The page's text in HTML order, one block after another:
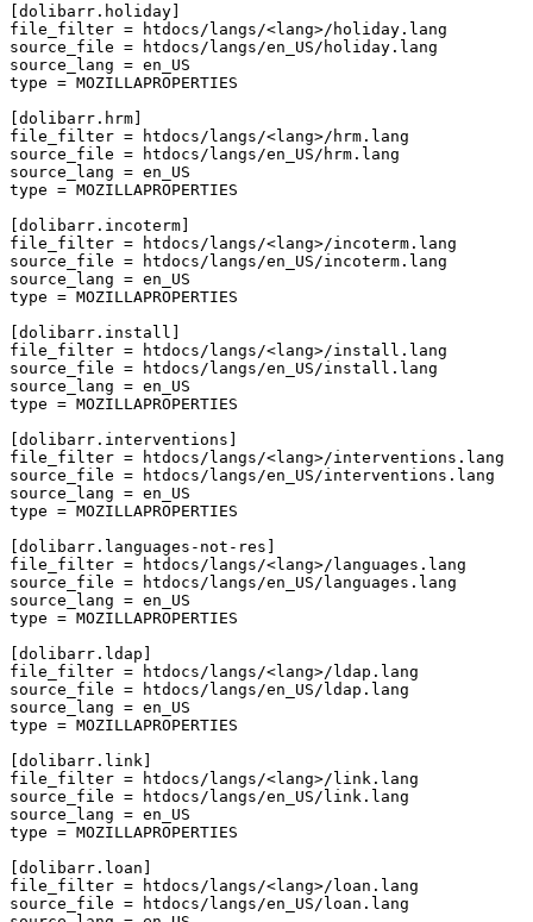
[dolibarr.holiday]
file_filter =
htdocs/langs/<lang>/holiday.lang
source_file =
htdocs/langs/en_US/holiday.lang
source_lang = en_US
type = MOZILLAPROPERTIES
[dolibarr.hrm]
file_filter =
htdocs/langs/<lang>/hrm.lang
source_file =
htdocs/langs/en_US/hrm.lang
source_lang = en_US
type = MOZILLAPROPERTIES
[dolibarr.incoterm]
file_filter =
htdocs/langs/<lang>/incoterm.lang
source_file =
htdocs/langs/en_US/incoterm.lang
source_lang = en_US
type = MOZILLAPROPERTIES
[dolibarr.install]
file_filter =
htdocs/langs/<lang>/install.lang
source_file =
htdocs/langs/en_US/install.lang
source_lang = en_US
type = MOZILLAPROPERTIES
[dolibarr.interventions]
file_filter =
htdocs/langs/<lang>/interventions.lang
source_file =
htdocs/langs/en_US/interventions.lang
source_lang = en_US
type = MOZILLAPROPERTIES
[dolibarr.languages-not-res]
file_filter =
htdocs/langs/<lang>/languages.lang
source_file =
htdocs/langs/en_US/languages.lang
source_lang = en_US
type = MOZILLAPROPERTIES
[dolibarr.ldap]
file_filter =
htdocs/langs/<lang>/ldap.lang
source_file =
htdocs/langs/en_US/ldap.lang
source_lang = en_US
type = MOZILLAPROPERTIES
[dolibarr.link]
file_filter =
htdocs/langs/<lang>/link.lang
source_file =
htdocs/langs/en_US/link.lang
source_lang = en_US
type = MOZILLAPROPERTIES
[dolibarr.loan]
file_filter =
htdocs/langs/<lang>/loan.lang
source_file =
htdocs/langs/en_US/loan.lang